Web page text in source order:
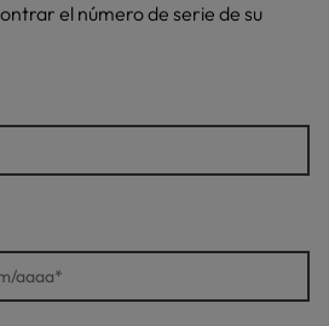
el número de serie de su